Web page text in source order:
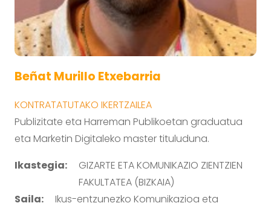
Beñat Murillo Etxebarria
KONTRATATUTAKO IKERTZAILEA
Publizitate eta Harreman Publikoetan graduatua
eta Marketin Digitaleko master tituluduna.
Ikastegia:
GIZARTE ETA KOMUNIKAZIO ZIENTZIEN
FAKULTATEA (BIZKAIA)
Saila:
Ikus-entzunezko Komunikazioa eta